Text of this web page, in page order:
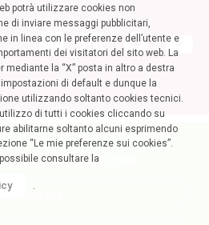
SOCIAL
Area Riservata
potrà utilizzare cookies non
di inviare messaggi pubblicitari,
in linea con le preferenze dell’utente e
dei visitatori del sito web. La
mediante la “X” posta in altro a destra
di default e dunque la
utilizzando soltanto cookies tecnici.
di tutti i cookies cliccando su
abilitarne soltanto alcuni esprimendo
“Le mie preferenze sui cookies”.
consultare la
.